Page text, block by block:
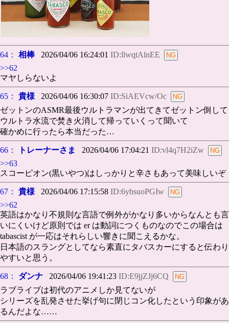
64： 相棒2026/04/06 16:24:01 ID:llwqtAlnEE
>>62
マヤしらないよ
65： 貴様 2026/04/06 16:30:07 ID:SiAEVcw/Oc
ゼットンのASMR最後ウルトラマンが出てきてゼットン倒して
ウルトラ水流で焚き火消して帰っていくって聞いて
確かめに行ったら本当だった…
66： トレーナーさま 2026/04/06 17:04:21 ID:vl4q7H2iZw
>>63
スコーピオン(黒いやつ)はしっかりと辛さもあって美味しいぞ
67： 貴様 2026/04/06 17:15:58 ID:6ybsuoPGIw
>>62
英語はかなり不規則な言語で例外がかなり多いからなんとも言
いにくいけど原則では er は動詞につくものなのでこの場合は
tabascist が一応はそれらしい響きに聞こえるかな。
日本語のスラングとしてなら素直にタバスカーにすると伝わり
やすいと思う。
68： ダンナ 2026/04/06 19:41:23 ID:E9jjZJj6CQ
ラブライブは初代のアニメしか見てないが
シリーズを乱発させた挙げ句に閉じコン化したという印象があ
るんだよな……